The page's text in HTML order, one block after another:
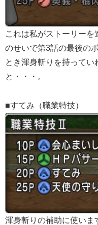
これは私がストーリー
のせいで第3話の最後の
とき渾身斬りを持って
と・・・。
■すてみ（職業特技）
渾身斬りの補助に使い